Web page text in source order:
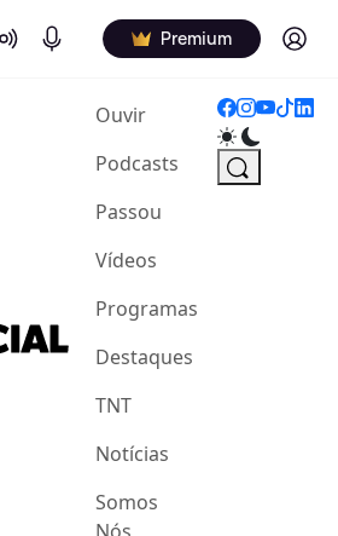
Air Podcasts Premium Log in
Ouvir(current)
Podcasts
Passou
Vídeos
Programas
Destaques
TNT
Notícias
Somos